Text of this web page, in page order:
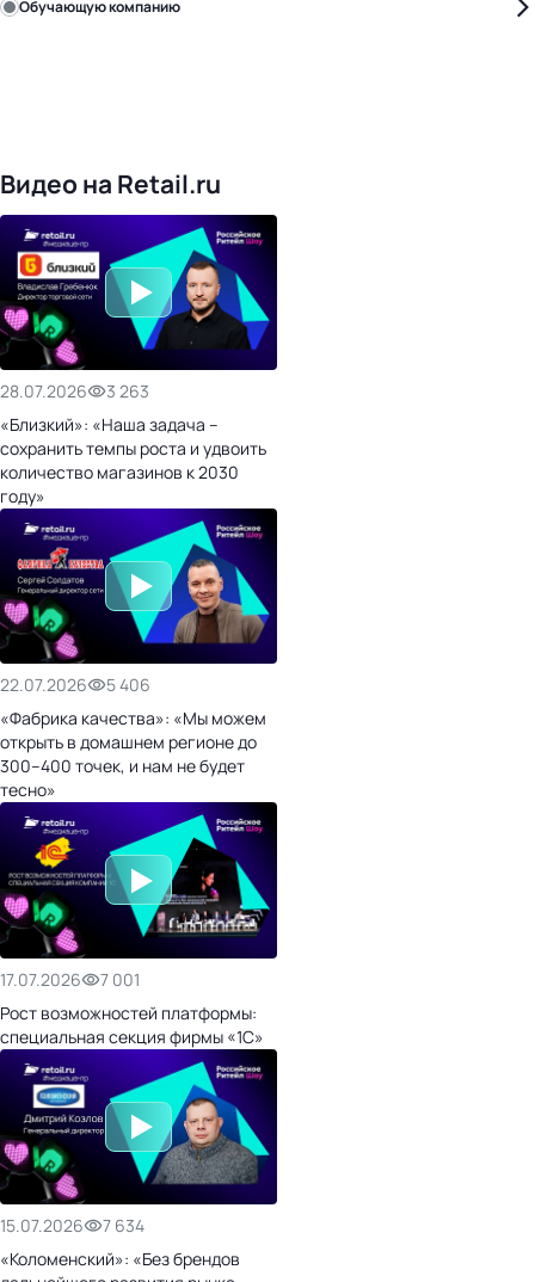
Обучающую компанию
Видео на Retail.ru
28.07.2026
3 263
«Близкий»: «Наша задача –
сохранить темпы роста и удвоить
количество магазинов к 2030
году»
22.07.2026
5 406
«Фабрика качества»: «Мы можем
открыть в домашнем регионе до
300–400 точек, и нам не будет
тесно»
17.07.2026
7 001
Рост возможностей платформы:
специальная секция фирмы «1С»
15.07.2026
7 634
«Коломенский»: «Без брендов